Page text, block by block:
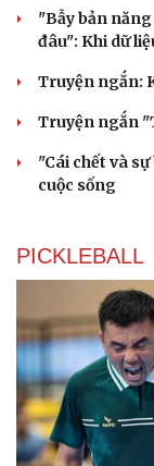
Cải chính
"Bẫy bản
đâu": Khi dữ
Truyện ngắn:
Truyện ngắn
"Cái chết và
cuộc sống
PICKLEBALL